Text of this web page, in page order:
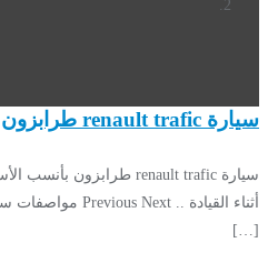
سيارة renault trafic طرابزون
[…]